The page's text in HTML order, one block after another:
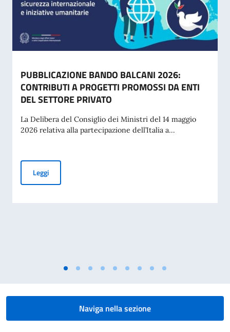
PUBBLICAZIONE BANDO BALCANI 2026:
CONTRIBUTI A PROGETTI PROMOSSI DA ENTI
DEL SETTORE PRIVATO
La Delibera del Consiglio dei Ministri del 14 maggio
2026 relativa alla partecipazione dell’Italia a...
LeggiPUBBLICAZIONE BANDO BALCANI 2026: CONTRIBUTI A
Naviga nella sezione